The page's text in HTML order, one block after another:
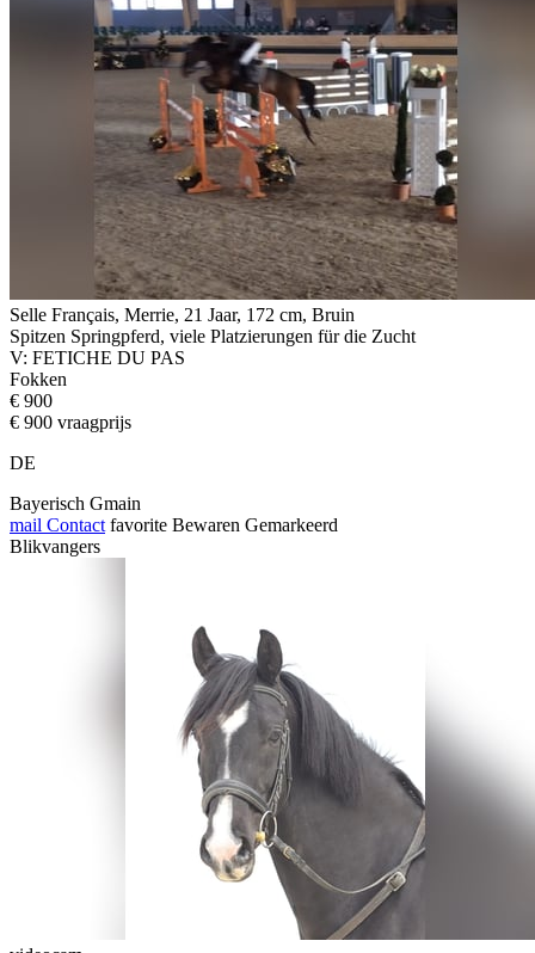
Selle Français, Merrie, 21 Jaar, 172 cm, Bruin
Spitzen Springpferd, viele Platzierungen für die Zucht
V: FETICHE DU PAS
Fokken
€ 900
€ 900 vraagprijs
DE
Bayerisch Gmain
mail Contact favorite Bewaren Gemarkeerd
Blikvangers